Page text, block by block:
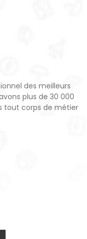
des meilleurs
plus de 30 000
tout corps de métier